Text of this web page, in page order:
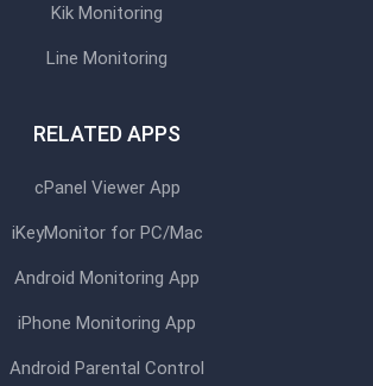
Kik Monitoring
Line Monitoring
RELATED APPS
cPanel Viewer App
iKeyMonitor for PC/Mac
Android Monitoring App
iPhone Monitoring App
Android Parental Control